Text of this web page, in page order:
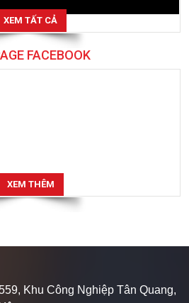
XEM TẤT CẢ
FACEBOOK
XEM THÊM
Khu Công Nghiệp Tân Quang,